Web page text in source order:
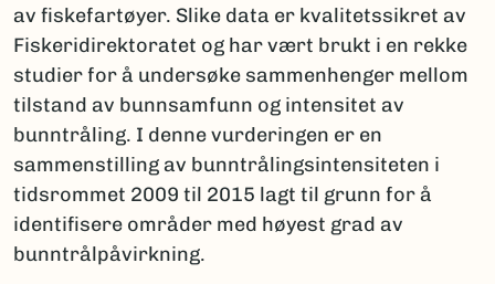
av fiskefartøyer. Slike data er kvalitetssikret av
Fiskeridirektoratet og har vært brukt i en rekke
studier for å undersøke sammenhenger mellom
tilstand av bunnsamfunn og intensitet av
bunntråling. I denne vurderingen er en
sammenstilling av bunntrålingsintensiteten i
tidsrommet 2009 til 2015 lagt til grunn for å
identifisere områder med høyest grad av
bunntrålpåvirkning.